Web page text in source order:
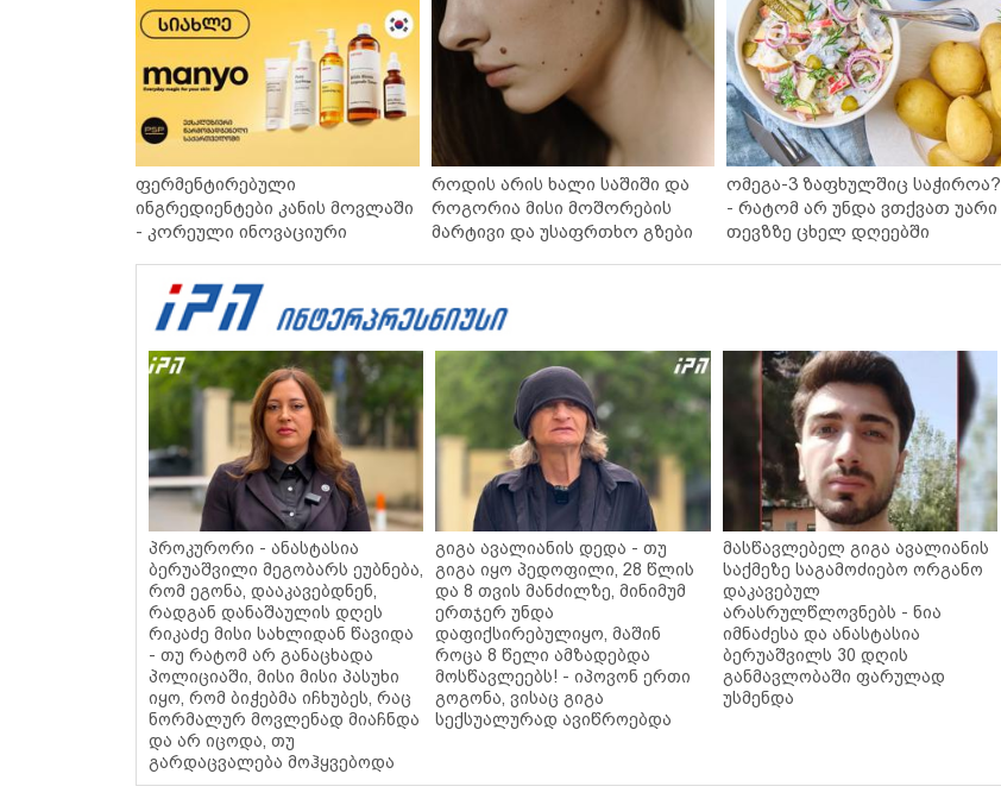
ფერმენტირებული
ინგრედიენტები კანის მოვლაში
- კორეული ინოვაციური
როდის არის ხალი საშიში და
როგორია მისი მოშორების
მარტივი და უსაფრთხო გზები
ომეგა-3 ზაფხულშიც საჭიროა?
- რატომ არ უნდა ვთქვათ უარი
თევზზე ცხელ დღეებში
პროკურორი - ანასტასია
ბერუაშვილი მეგობარს ეუბნება,
რომ ეგონა, დააკავებდნენ,
რადგან დანაშაულის დღეს
რიკაძე მისი სახლიდან წავიდა
- თუ რატომ არ განაცხადა
პოლიციაში, მისი მისი პასუხი
იყო, რომ ბიჭებმა იჩხუბეს, რაც
ნორმალურ მოვლენად მიაჩნდა
და არ იცოდა, თუ
გარდაცვალება მოჰყვებოდა
გიგა ავალიანის დედა - თუ
გიგა იყო პედოფილი, 28 წლის
და 8 თვის მანძილზე, მინიმუმ
ერთჯერ უნდა
დაფიქსირებულიყო, მაშინ
როცა 8 წელი ამზადებდა
მოსწავლეებს! - იპოვონ ერთი
გოგონა, ვისაც გიგა
სექსუალურად ავიწროებდა
მასწავლებელ გიგა ავალიანის
საქმეზე საგამოძიებო ორგანო
დაკავებულ
არასრულწლოვნებს - ნია
იმნაძესა და ანასტასია
ბერუაშვილს 30 დღის
განმავლობაში ფარულად
უსმენდა